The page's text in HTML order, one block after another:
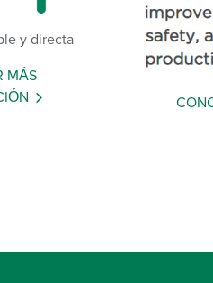
y directa
MÁS